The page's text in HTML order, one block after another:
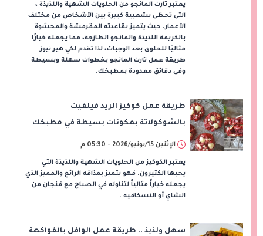
يعتبر تارت المانجو من الحلويات الشهية واللذيذة ،
التى تحظى بشعبية كبيرة بين الأشخاص من مختلف
الأعمار. حيث يتميز بقاعدته المقرمشة والمحشوة
بالكريمة اللذيذة والمانجو الطازجة، مما يجعله خيارًا
مثاليًا للحلوى بعد الوجبات، لذا تقدم لكي هير نيوز
طريقة عمل تارت المانجو بخطوات سهلة وبسيطة
وفى دقائق معدودة بمطبخك.
طريقة عمل كوكيز الريد فيلفيت
بالشوكولاتة بمكونات بسيطة في مطبخك
الإثنين 15/يونيو/2026 - 05:30 م
يعتبر الكوكيز من الحلويات الشهية واللذيذة التي
يحبها الكثيرون. فهو يتميز بمذاقه الرائع والمميز الذي
يجعله خياراً مثالياً لتناوله في الصباح مع فنجان من
الشاي أو النسكافيه .
سهل ولذيذ .. طريقة عمل الوافل بالفواكهة